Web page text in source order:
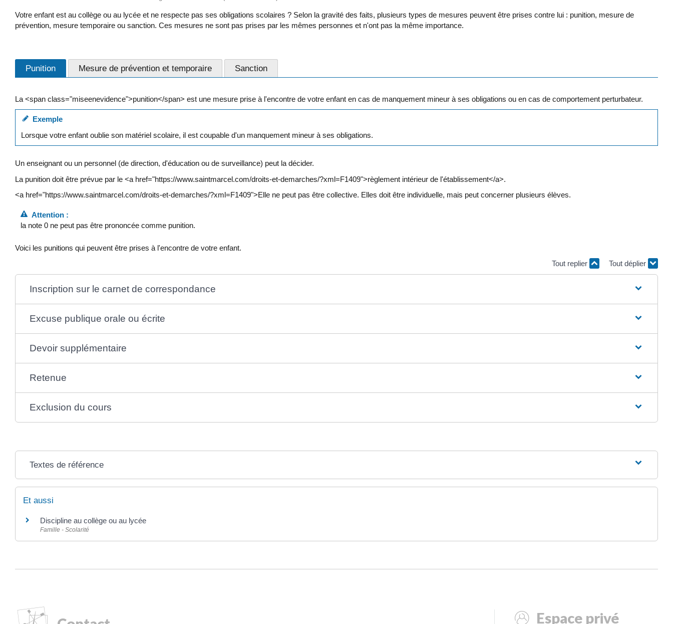
Votre enfant est au collège ou au lycée et ne respecte pas ses obligations scolaires ? Selon la gravité des faits, plusieurs types de mesures peuvent être prises contre lui : punition, mesure de
prévention, mesure temporaire ou sanction. Ces mesures ne sont pas prises par les mêmes personnes et n'ont pas la même importance.
Punition Mesure de prévention et temporaire Sanction
La <span class="miseenevidence">punition</span> est une mesure prise à l'encontre de votre enfant en cas de manquement mineur à ses obligations ou en cas de comportement perturbateur.
Exemple
Lorsque votre enfant oublie son matériel scolaire, il est coupable d'un manquement mineur à ses obligations.
Un enseignant ou un personnel (de direction, d'éducation ou de surveillance) peut la décider.
La punition doit être prévue par le <a href="https://www.saintmarcel.com/droits-et-demarches/?xml=F1409">règlement intérieur de l'établissement</a>.
<a href="https://www.saintmarcel.com/droits-et-demarches/?xml=F1409">Elle ne peut pas être collective. Elles doit être individuelle, mais peut concerner plusieurs élèves.
Attention :
la note 0 ne peut pas être prononcée comme punition.
Voici les punitions qui peuvent être prises à l'encontre de votre enfant.
Tout replier
Tout déplier
Inscription sur le carnet de correspondance
Excuse publique orale ou écrite
Devoir supplémentaire
Retenue
Exclusion du cours
Textes de référence
Et aussi
Discipline au collège ou au lycée
Famille - Scolarité
Espace privé